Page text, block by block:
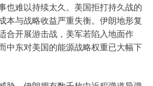
也难以持续太久。美国拒打持久战的
本与战略收益严重失衡。伊朗地形复
合开展游击战，美军若陷入地面作
中东对美国的能源战略权重已大幅下